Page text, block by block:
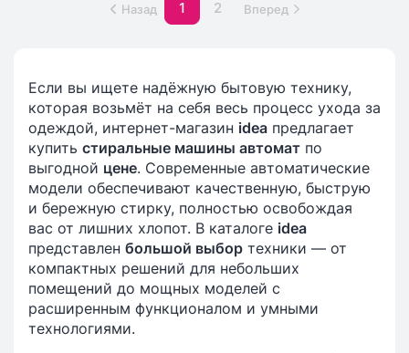
Назад 1 2 Вперед
Если вы ищете надёжную бытовую технику,
которая возьмёт на себя весь процесс ухода за
одеждой, интернет-магазин idea предлагает
купить стиральные машины автомат по
выгодной цене. Современные автоматические
модели обеспечивают качественную, быструю
и бережную стирку, полностью освобождая
вас от лишних хлопот. В каталоге idea
представлен большой выбор техники — от
компактных решений для небольших
помещений до мощных моделей с
расширенным функционалом и умными
технологиями.